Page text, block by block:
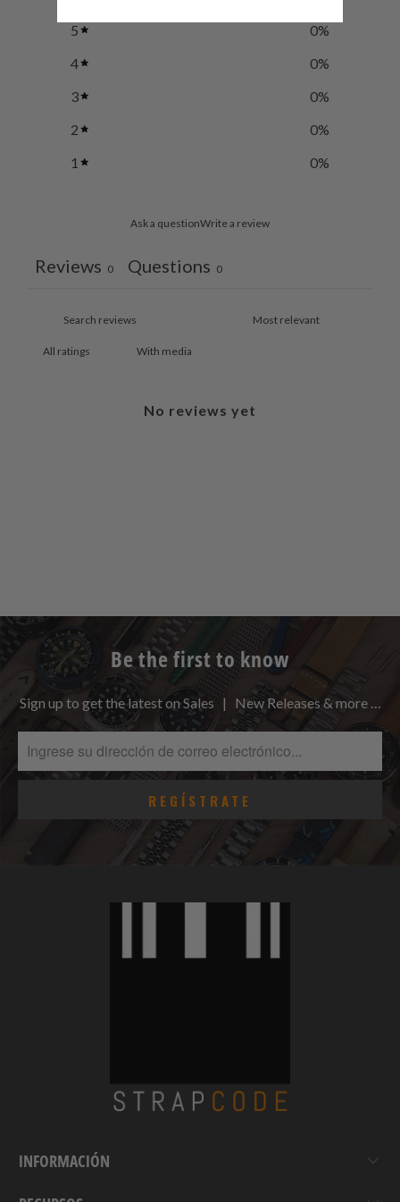
5 0%
4
0%
3
0%
2
0%
1
0%
Ask a questionWrite a review
Reviews 0 Questions 0
With media
No reviews yet
Be the first to know
Sign up to get the latest on Sales | New Releases & more …
INFORMACIÓN